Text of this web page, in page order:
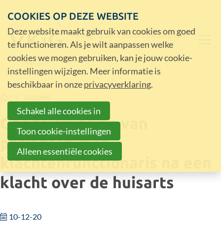
Goede ervaring van
patiënten met
klachtenfunctionaris na een
klacht over de huisarts
10-12-20
COOKIES OP DEZE WEBSITE
Deze website maakt gebruik van cookies om goed
te functioneren. Als je wilt aanpassen welke
cookies we mogen gebruiken, kan je jouw cookie-
instellingen wijzigen. Meer informatie is
beschikbaar in onzeprivacyverklaring.
Schakel alle cookies in
Toon cookie-instellingen
Alleen essentiële cookies